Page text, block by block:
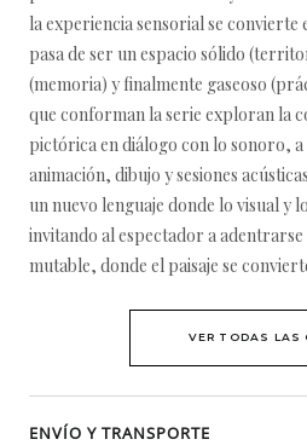
la experiencia sensorial se convierte
pasa de ser un espacio sólido
(memoria) y finalmente gaseoso
que conforman la serie exploran la
pictórica en diálogo con lo sonoro,
animación, dibujo y sesiones
un nuevo lenguaje donde lo visual y
invitando al espectador a
mutable, donde el paisaje se
VER TODAS LAS
ENVÍO Y TRANSPORTE